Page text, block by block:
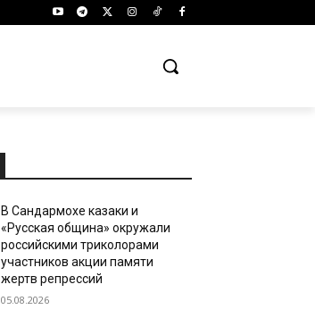
В Сандармохе казаки и
«Русская община» окружали
российскими триколорами
участников акции памяти
жертв репрессий
05.08.2026